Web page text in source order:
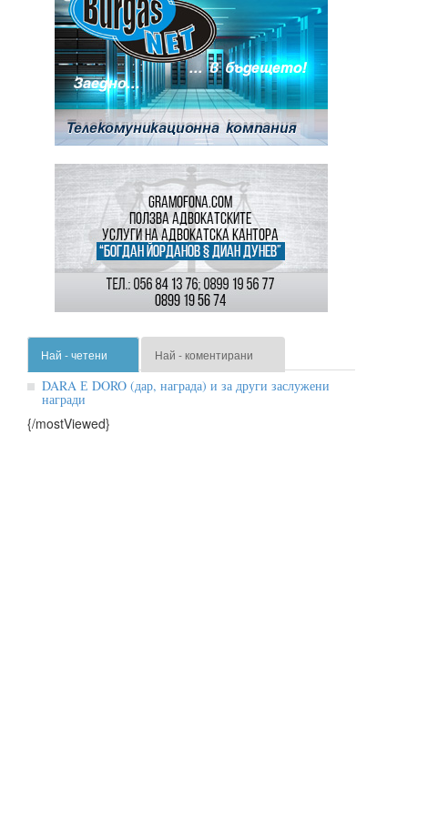
Най - четени Най - коментирани
DARA Е DORO (дар, награда) и за други заслужени
награди
{/mostViewed}